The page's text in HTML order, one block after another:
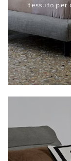
tessuto per